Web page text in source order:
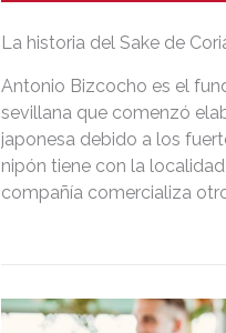
La historia del Sake de
Antonio Bizcocho es el
sevillana que comenzó
japonesa debido a los
nipón tiene con la
compañía comercializa